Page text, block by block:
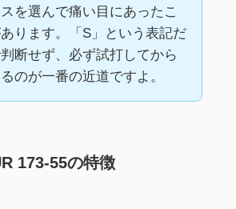
を選んで痛い目にあったこ
ります。「S」という表記だ
断せず、必ず試打してから
のが一番の近道ですよ。
173-55の特徴